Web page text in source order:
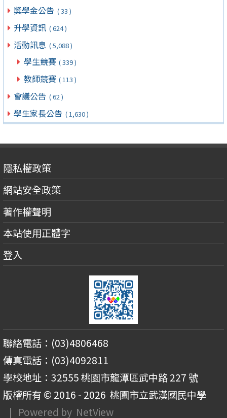
獎學金公告 ( 33 )
升學資訊 ( 624 )
活動訊息 ( 5,088 )
學生競賽 ( 339 )
教師競賽 ( 113 )
會議公告 ( 62 )
學生家長公告 ( 1,630 )
隱私權政策
網站安全政策
著作權聲明
本站使用正體字
登入
聯絡電話：(03)4806468
傳真電話：(03)4092811
學校地址：32555 桃園市龍潭區武中路 227 號
版權所有 © 2016 - 2026 桃園市立武漢國民中學
| Powered by NetView